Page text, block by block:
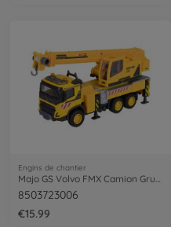
Engins de chantier
Majo GS Volvo FMX Camion Grue 22Cm
8503723006
€15.99